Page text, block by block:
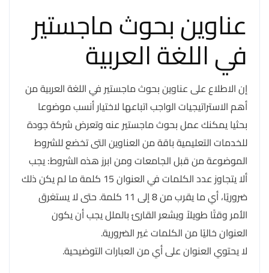
عناوين بحوث ماجستير
في اللغة العربية
إن الاطلاع على عناوين بحوث ماجستير في اللغة العربية من
أهم الاستراتيجيات الواجب اتباعها لاختيار أنسب موضوعا
بحثيا يمكنك عمل بحوث ماجستير عنه وتعرض شركة جودة
للخدمات التعليمية باقة من العناوين التى تخضع للشروط
الموضوعة من قبل الجامعات ومن ابرز هذه الشروط: يجب
ألا يتجاوز عدد الكلمات في العنوان 15 كلمة ما لم يكن ذلك
ضروريًا، أي ما يقرب من 8 إلى 11 كلمة. حتى لا يستغرق
الأمر وقتًا طويلاً ويشعر القارئ بالملل يجب أن يكون
العنوان خاليًا من الكلمات غير الضرورية.
لا يحتوي العنوان على أي من العبارات التوضيحية.